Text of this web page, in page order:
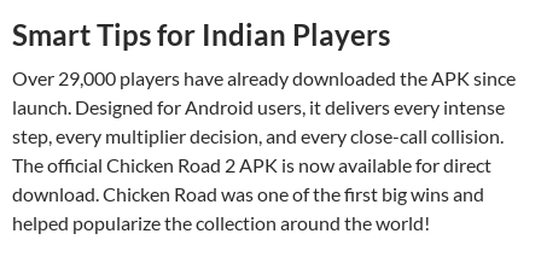
Smart Tips for Indian Players
Over 29,000 players have already downloaded the APK since
launch. Designed for Android users, it delivers every intense
step, every multiplier decision, and every close-call collision.
The official Chicken Road 2 APK is now available for direct
download. Chicken Road was one of the first big wins and
helped popularize the collection around the world!